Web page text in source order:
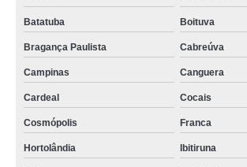
Batatuba Boituva
Bragança Paulista Cabreúva
Campinas Canguera
Cardeal Cocais
Cosmópolis Franca
Hortolândia Ibitiruna